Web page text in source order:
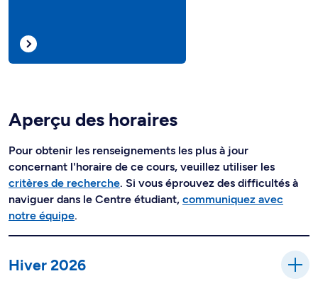
Aperçu des horaires
Pour obtenir les renseignements les plus à jour
concernant l'horaire de ce cours, veuillez utiliser les
critères de recherche. Si vous éprouvez des difficultés à
naviguer dans le Centre étudiant, communiquez avec
notre équipe.
Hiver 2026